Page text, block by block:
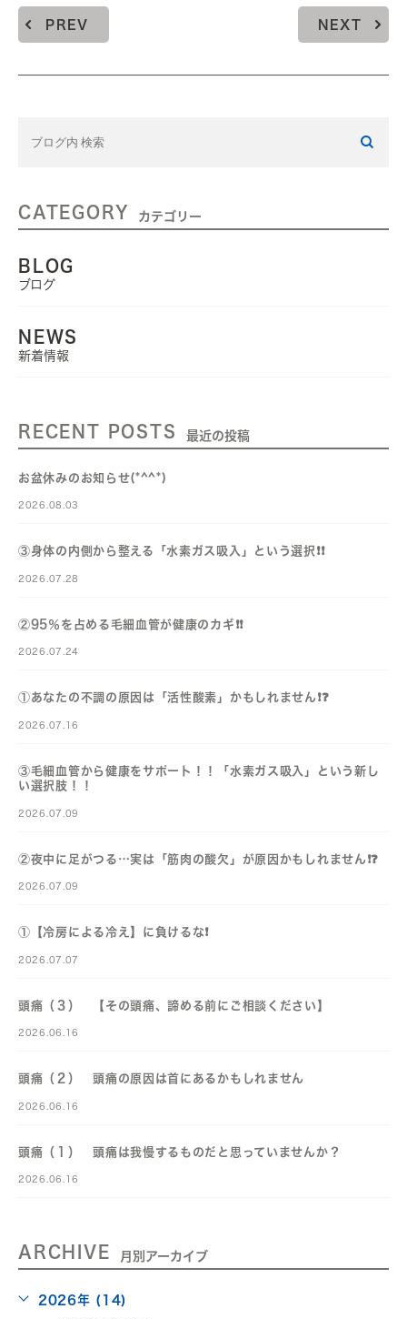
PREV NEXT
CATEGORY カテゴリー
BLOG
ブログ
NEWS
新着情報
RECENT POSTS 最近の投稿
お盆休みのお知らせ(*^^*)
2026.08.03
③身体の内側から整える「水素ガス吸入」という選択❗️❗️
2026.07.28
②95％を占める毛細血管が健康のカギ❗️❗️
2026.07.24
①あなたの不調の原因は「活性酸素」かもしれません❗️❓️
2026.07.16
③毛細血管から健康をサポート！！「水素ガス吸入」という新し
い選択肢！！
2026.07.09
②夜中に足がつる…実は「筋肉の酸欠」が原因かもしれません❗️❓️
2026.07.09
①【冷房による冷え】に負けるな❗️
2026.07.07
頭痛（３） 【その頭痛、諦める前にご相談ください】
2026.06.16
頭痛（２） 頭痛の原因は首にあるかもしれません
2026.06.16
頭痛（１） 頭痛は我慢するものだと思っていませんか？
2026.06.16
ARCHIVE 月別アーカイブ
2026年 (14)